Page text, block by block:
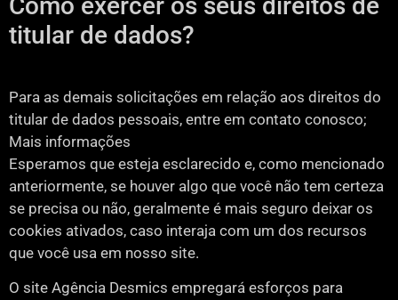
titular de dados?
Para as demais solicitações em relação aos direitos do
titular de dados pessoais, entre em contato conosco;
Mais informações
Esperamos que esteja esclarecido e, como mencionado
anteriormente, se houver algo que você não tem certeza
se precisa ou não, geralmente é mais seguro deixar os
cookies ativados, caso interaja com um dos recursos
que você usa em nosso site.
O site Agência Desmics empregará esforços para